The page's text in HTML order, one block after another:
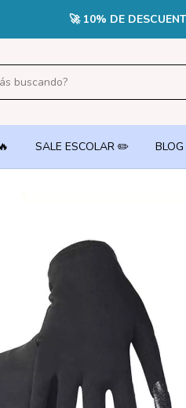
🚀 10% DE
SALE ESCOLAR ✏️ BLOG